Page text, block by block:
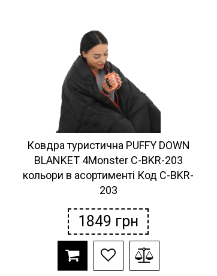
Ковдра туристична PUFFY DOWN
BLANKET 4Monster C-BKR-203
кольори в асортименті Код C-BKR-
203
1849 грн